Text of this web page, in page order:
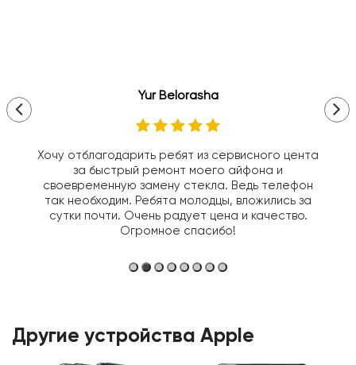
Yur Belorasha
Хочу отблагодарить ребят из сервисного цента
за быстрый ремонт моего айфона и
своевременную замену стекла. Ведь телефон
так необходим. Ребята молодцы, вложились за
сутки почти. Очень радует цена и качество.
Огромное спасибо!
Другие устройства Apple